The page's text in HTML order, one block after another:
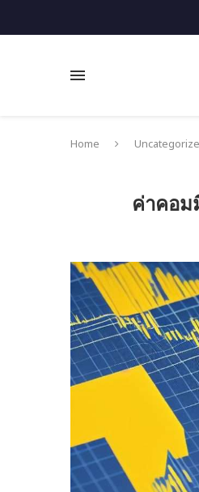
Home
ค่าคอม